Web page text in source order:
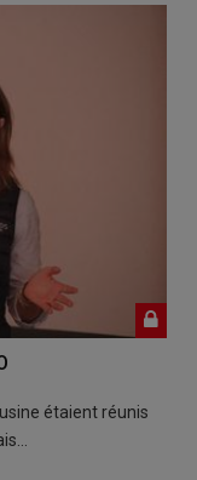
étaient réunis